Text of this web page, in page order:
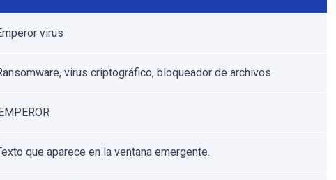
virus
virus criptográfico, bloqueador de archivos
que aparece en la ventana emergente.